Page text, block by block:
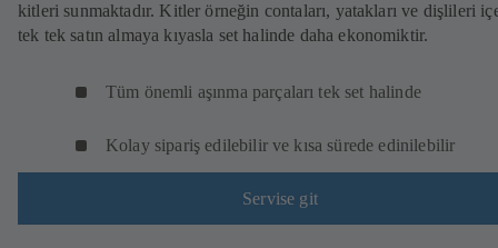
kitleri sunmaktadır. Kitler örneğin contaları, yatakları ve dişlileri
tek tek satın almaya kıyasla set halinde daha ekonomiktir.
Tüm önemli aşınma parçaları tek set halinde
Kolay sipariş edilebilir ve kısa sürede edinilebilir
Servise git